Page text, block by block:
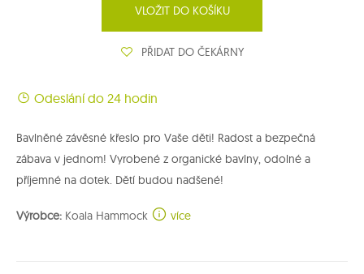
VLOŽIT DO KOŠÍKU
PŘIDAT DO ČEKÁRNY
Odeslání do 24 hodin
Bavlněné závěsné křeslo pro Vaše děti! Radost a bezpečná
zábava v jednom! Vyrobené z organické bavlny, odolné a
příjemné na dotek. Dětí budou nadšené!
Výrobce: Koala Hammock více